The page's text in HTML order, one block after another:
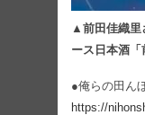
▲前田佳織里
ース日本酒「
●俺らの田ん
https://